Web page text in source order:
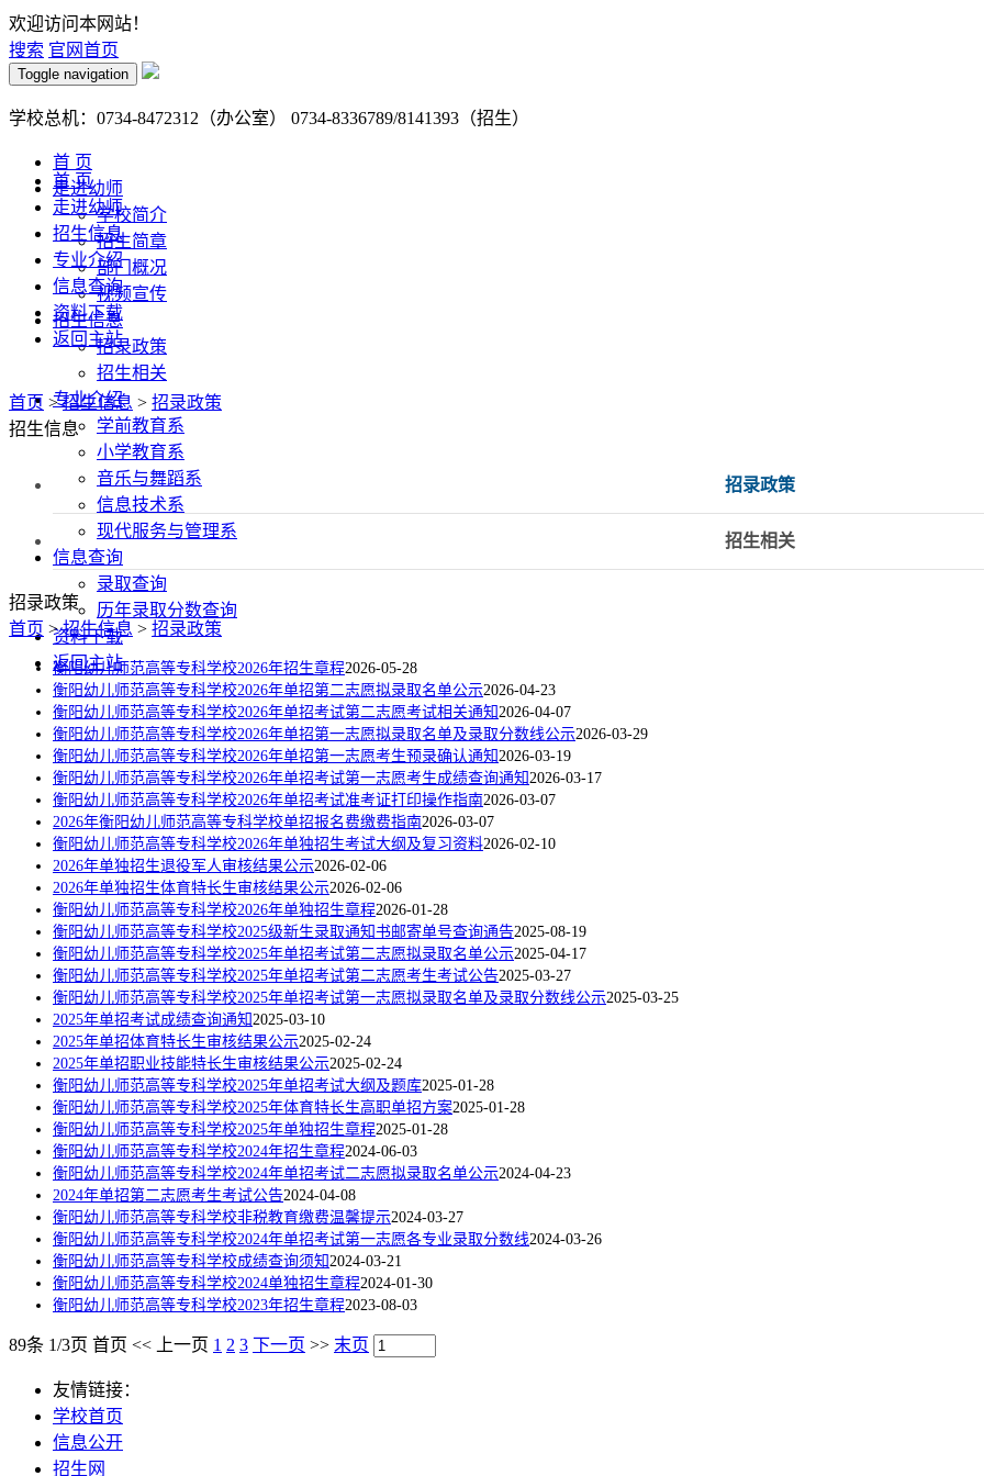
欢迎访问本网站！
搜索 官网首页
Toggle navigation
学校总机：0734-8472312（办公室） 0734-8336789/8141393（招生）
首 页
走进幼师
学校简介
招生简章
部门概况
视频宣传
招生信息
招录政策
招生相关
专业介绍
学前教育系
小学教育系
音乐与舞蹈系
信息技术系
现代服务与管理系
信息查询
录取查询
历年录取分数查询
资料下载
返回主站
首 页
走进幼师
招生信息
专业介绍
信息查询
资料下载
返回主站
首页 >招生信息 > 招录政策
招生信息
招录政策
招生相关
招录政策
首页 >招生信息 > 招录政策
衡阳幼儿师范高等专科学校2026年招生章程2026-05-28
衡阳幼儿师范高等专科学校2026年单招第二志愿拟录取名单公示2026-04-23
衡阳幼儿师范高等专科学校2026年单招考试第二志愿考试相关通知2026-04-07
衡阳幼儿师范高等专科学校2026年单招第一志愿拟录取名单及录取分数线公示2026-03-29
衡阳幼儿师范高等专科学校2026年单招第一志愿考生预录确认通知2026-03-19
衡阳幼儿师范高等专科学校2026年单招考试第一志愿考生成绩查询通知2026-03-17
衡阳幼儿师范高等专科学校2026年单招考试准考证打印操作指南2026-03-07
2026年衡阳幼儿师范高等专科学校单招报名费缴费指南2026-03-07
衡阳幼儿师范高等专科学校2026年单独招生考试大纲及复习资料2026-02-10
2026年单独招生退役军人审核结果公示2026-02-06
2026年单独招生体育特长生审核结果公示2026-02-06
衡阳幼儿师范高等专科学校2026年单独招生章程2026-01-28
衡阳幼儿师范高等专科学校2025级新生录取通知书邮寄单号查询通告2025-08-19
衡阳幼儿师范高等专科学校2025年单招考试第二志愿拟录取名单公示2025-04-17
衡阳幼儿师范高等专科学校2025年单招考试第二志愿考生考试公告2025-03-27
衡阳幼儿师范高等专科学校2025年单招考试第一志愿拟录取名单及录取分数线公示2025-03-25
2025年单招考试成绩查询通知2025-03-10
2025年单招体育特长生审核结果公示2025-02-24
2025年单招职业技能特长生审核结果公示2025-02-24
衡阳幼儿师范高等专科学校2025年单招考试大纲及题库2025-01-28
衡阳幼儿师范高等专科学校2025年体育特长生高职单招方案2025-01-28
衡阳幼儿师范高等专科学校2025年单独招生章程2025-01-28
衡阳幼儿师范高等专科学校2024年招生章程2024-06-03
衡阳幼儿师范高等专科学校2024年单招考试二志愿拟录取名单公示2024-04-23
2024年单招第二志愿考生考试公告2024-04-08
衡阳幼儿师范高等专科学校非税教育缴费温馨提示2024-03-27
衡阳幼儿师范高等专科学校2024年单招考试第一志愿各专业录取分数线2024-03-26
衡阳幼儿师范高等专科学校成绩查询须知2024-03-21
衡阳幼儿师范高等专科学校2024单独招生章程2024-01-30
衡阳幼儿师范高等专科学校2023年招生章程2023-08-03
89条 1/3页 首页 << 上一页 1 2 3 下一页 >> 末页
友情链接：
学校首页
信息公开
招生网